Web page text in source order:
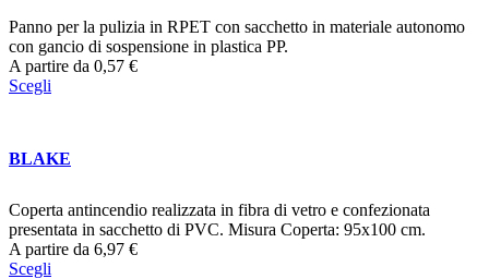
Panno per la pulizia in RPET con sacchetto in materiale autonomo
con gancio di sospensione in plastica PP.
A partire da 0,57 €
Scegli
BLAKE
Coperta antincendio realizzata in fibra di vetro e confezionata
presentata in sacchetto di PVC. Misura Coperta: 95x100 cm.
A partire da 6,97 €
Scegli